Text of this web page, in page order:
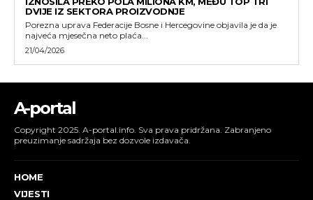
DVIJE IZ SEKTORA PROIZVODNJE
Porezna uprava Federacije Bosne i Hercegovine objavila je da je
najveća mjesečna neto plaća...
21/04/2026
A-portal
Copyright 2025. A-portal.info. Sva prava pridržana. Zabranjeno
preuzimanje sadržaja bez dozvole izdavača.
HOME
VIJESTI